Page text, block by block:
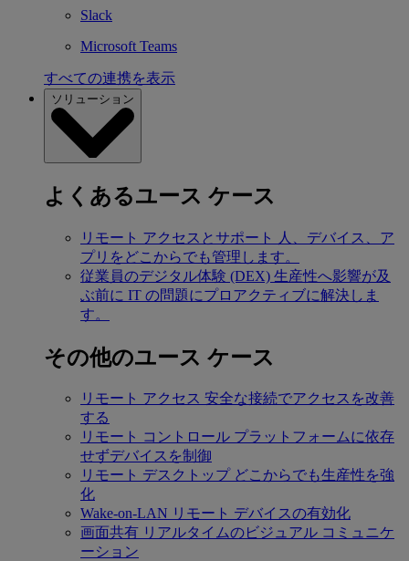
Slack
Microsoft Teams
すべての連携を表示
ソリューション
よくあるユース ケース
リモート アクセスとサポート
人、デバイス、ア
プリをどこからでも管理します。
従業員のデジタル体験 (DEX) 生産性へ影響が及
ぶ前に IT の問題にプロアクティブに解決しま
す。
その他のユース ケース
リモート アクセス 安全な接続でアクセスを改善
する
リモート コントロール プラットフォームに依存
せずデバイスを制御
リモート デスクトップ どこからでも生産性を強
化
Wake-on-LAN リモート デバイスの有効化
画面共有 リアルタイムのビジュアル コミュニケ
ーション